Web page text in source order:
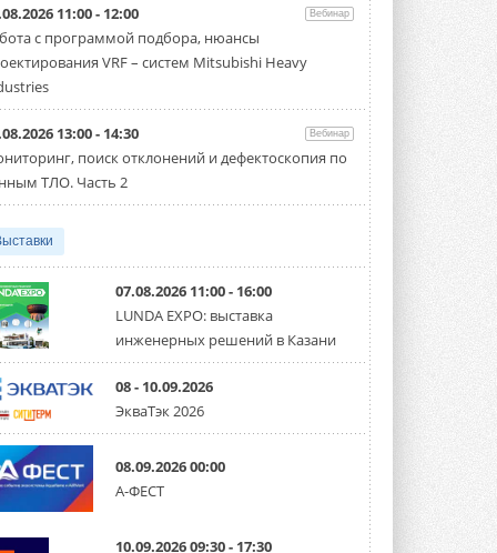
Carrier модернизирует
флагманский чиллер AquaEdge
19XR
Чиллер получил новую версию,
Mitsubishi расширяет
направление систем
охлаждения для ЦОД
США запретили использование
иностранных инверторов
28 июля 2026 года Федеральная
комиссия по связи США (FCC) обновила
свой специальный перечень Covered ...
31 ИЮЛЯ 2026
Уже через месяц в России
можно будет устанавливать
солнечные панели в МКД
С 1 сентября снимается запрет на
микрогенерацию в многоквартирных ...
30 ИЮЛЯ 2026
Канальные вентиляторы с ЕС-
11:00 - 12:00 Вебинар
с программой подбора, нюансы
VRF – систем Mitsubishi Heavy
13:00 - 14:30 Вебинар
поиск отклонений и дефектоскопия по
ТЛО. Часть 2
07.08.2026 11:00 - 16:00
LUNDA EXPO: выставка
инженерных решений в Казани
08 - 10.09.2026
ЭкваТэк 2026
08.09.2026 00:00
А-ФЕСТ
10.09.2026 09:30 - 17:30